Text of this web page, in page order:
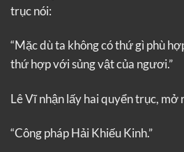
trục nói:
“Mặc dù ta không có thứ gì phù
thứ hợp với sủng vật của ngươi.”
Lê Vĩ nhận lấy hai quyển trục, mở
“Công pháp Hải Khiếu Kinh.”